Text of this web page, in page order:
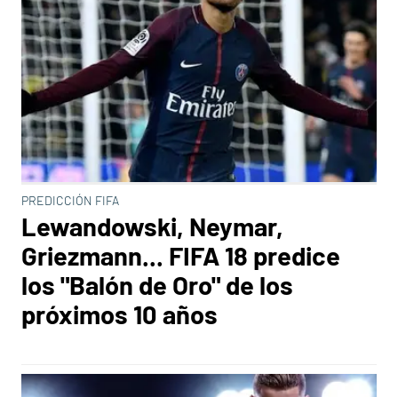
PREDICCIÓN FIFA
Lewandowski, Neymar,
Griezmann... FIFA 18 predice
los "Balón de Oro" de los
próximos 10 años